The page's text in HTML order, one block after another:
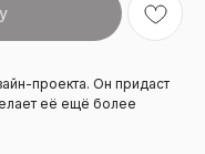
проекта. Он придаст
её ещё более